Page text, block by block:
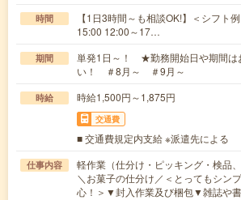
時間
【1日3時間～も相談OK!】＜シフト
15:00 12:00～17…
期間
単発1日～！ ★勤務開始日や期間は
い！ ＃8月～ ＃9月～
時給 時給1,500円～1,875円
交通費
■ 交通費規定内支給 ※派遣先による
仕事内容
軽作業（仕分け・ピッキング・検品、
＼お菓子の仕分け／＜とってもシン
心！＞▼封入作業及び梱包▼雑誌や